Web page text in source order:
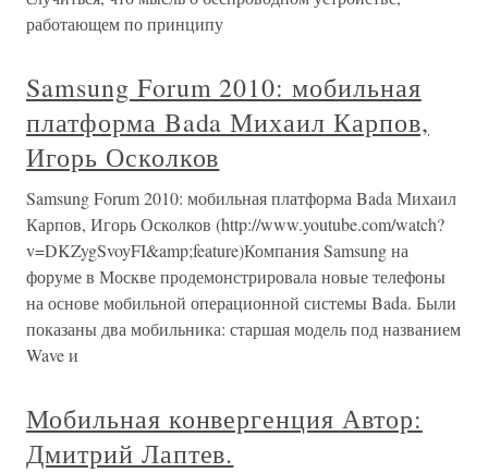
работающем по принципу
Samsung Forum 2010: мобильная
платформа Bada Михаил Карпов,
Игорь Осколков
Samsung Forum 2010: мобильная платформа Bada Михаил
Карпов, Игорь Осколков (http://www.youtube.com/watch?
v=DKZygSvoyFI&amp;feature)Компания Samsung на
форуме в Москве продемонстрировала новые телефоны
на основе мобильной операционной системы Bada. Были
показаны два мобильника: старшая модель под названием
Wave и
Мобильная конвергенция Автор:
Дмитрий Лаптев.